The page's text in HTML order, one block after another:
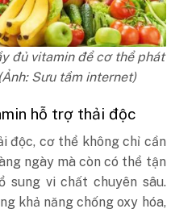
đủ vitamin để cơ thể phát
Sưu tầm internet)
hỗ trợ thải độc
độc, cơ thể không chỉ cần
ngày mà còn có thể tận
sung vi chất chuyên sâu.
khả năng chống oxy hóa,